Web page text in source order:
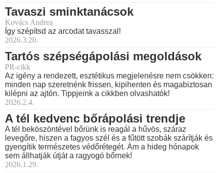
Tavaszi sminktanácsok
Kovács Andrea
Így szépítsd az arcodat tavasszal!
2026.3.20.
Tartós szépségápolási megoldások
PR-cikk
Az igény a rendezett, esztétikus megjelenésre nem csökken:
minden nap szeretnénk frissen, kipihenten és magabiztosan
kilépni az ajtón. Tippjeink a cikkben olvashatók!
2026.2.4.
A tél kedvenc bőrápolási trendje
A tél beköszöntével bőrünk is reagál a hűvös, száraz
levegőre, hiszen a fagyos szél és a fűtött szobák szárítják és
gyengítik természetes védőrétegét. Ám a hideg hónapok
sem állhatják útját a ragyogó bőrnek!
2026.1.29.